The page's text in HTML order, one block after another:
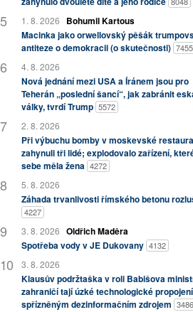
1. 8. 2026
Bohumil Kartous
Macinka jako orwellovský pěšák
antiteze o demokracii (o skutečnosti) 7455
4. 8. 2026
Nová jednání mezi USA a Íránem jsou pro
Teherán „poslední šancí“, jak zabránit
války, tvrdí Trump 5572
2. 8. 2026
Při výbuchu bomby v moskevské
zahynuli tři lidé; explodovalo zařízení,
sebe měla žena 4272
5. 8. 2026
Záhada trvanlivosti římského betonu
4227
3. 8. 2026 Oldřich Maděra
Spotřeba vody v JE Dukovany 4132
3. 8. 2026
Klausův podržtaška v roli Babišova
zahraničí tají úzké technologické
spřízněným dezinformačním zdrojem 3486